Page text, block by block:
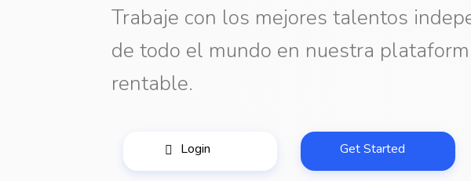
Trabaje con los mejores talentos
de todo el mundo en nuestra
rentable.
Login Get Started